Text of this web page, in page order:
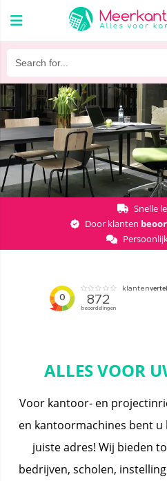
Snelle
Door klanten
ALLES VOOR
Voor kantoor- en
en kantoormachines bent
juiste adres! Wij bieden
bedrijven, scholen,